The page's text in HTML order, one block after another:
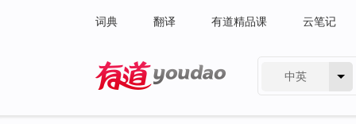
词典 翻译 有道精品课 云笔记
中英